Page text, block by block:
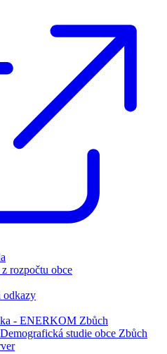
rozpočtu obce
odkazy
- ENERKOM Zbůch
studie obce Zbůch